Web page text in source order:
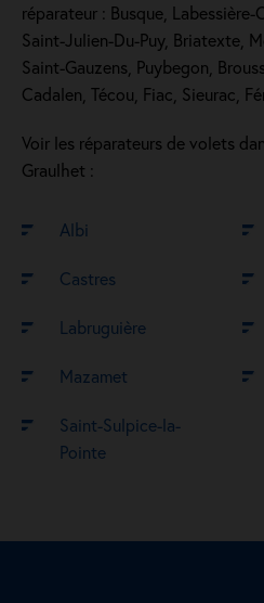
réparateur : Busque, Labessière-
Saint-Julien-Du-Puy, Briatexte,
Saint-Gauzens, Puybegon,
Cadalen, Técou, Fiac, Sieurac,
Voir les réparateurs de volets
Graulhet :
Albi
Castres
Labruguière
Mazamet
Saint-Sulpice-la-
Pointe